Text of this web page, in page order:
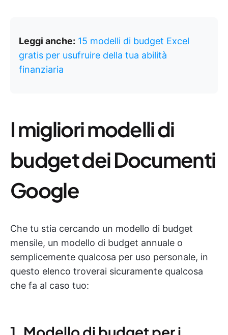
Leggi anche: 15 modelli di budget Excel
gratis per usufruire della tua abilità
finanziaria
I migliori modelli di
budget dei Documenti
Google
Che tu stia cercando un modello di budget
mensile, un modello di budget annuale o
semplicemente qualcosa per uso personale, in
questo elenco troverai sicuramente qualcosa
che fa al caso tuo: